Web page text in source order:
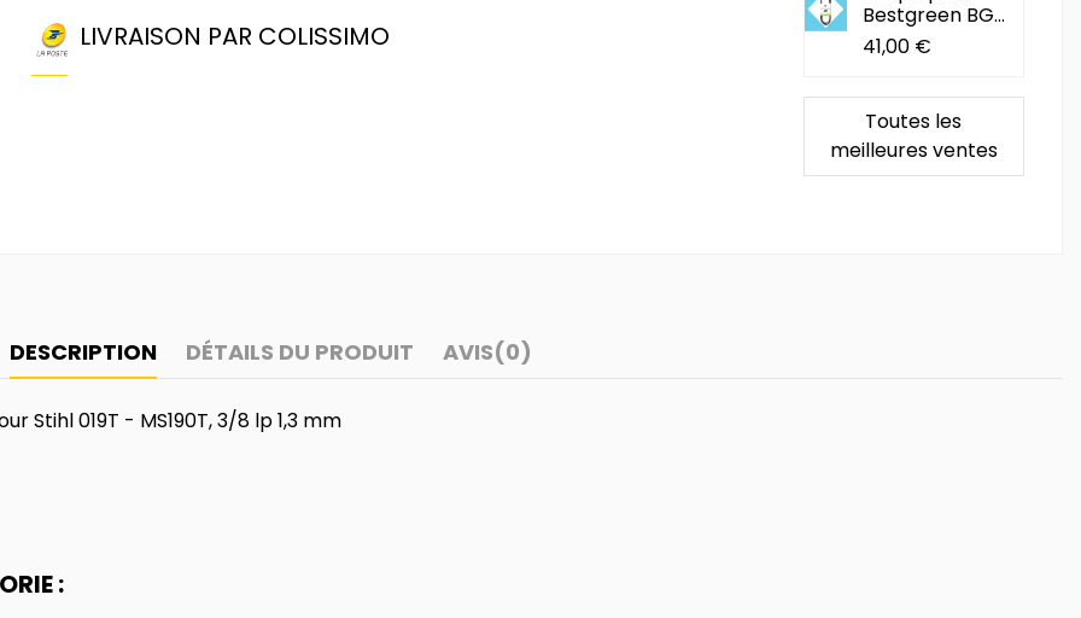
LIVRAISON PAR COLISSIMO
Bestgreen BG...
41,00 €
Toutes les
meilleures ventes
DESCRIPTION DÉTAILS DU PRODUIT AVIS(0)
Stihl 019T - MS190T, 3/8 lp 1,3 mm
: